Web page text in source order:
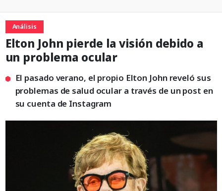
Análisis
Elton John pierde la visión debido a
un problema ocular
El pasado verano, el propio Elton John reveló sus
problemas de salud ocular a través de un post en
su cuenta de Instagram